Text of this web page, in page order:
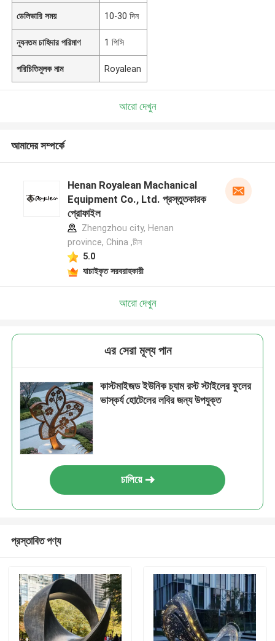
ডেলিভারি সময় 10-30 দিন
ন্যূনতম চাহিদার পরিমাণ 1 পিসি
পরিচিতিমুলক নাম Royalean
আরো দেখুন
আমাদের সম্পর্কে
Henan Royalean Machanical
Equipment Co., Ltd. প্রস্তুতকারক
প্রোফাইল
Zhengzhou city, Henan
province, China ,চীন
5.0
যাচাইকৃত সরবরাহকারী
আরো দেখুন
এর সেরা মূল্য পান
কাস্টমাইজড ইউনিক চ্যাম রস্ট স্টাইলের ফুলের
ভাস্কর্য হোটেলের লবির জন্য উপযুক্ত
চালিয়ে
প্রস্তাবিত পণ্য